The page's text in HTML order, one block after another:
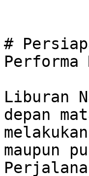
#
Performa
Liburan
depan
maupun